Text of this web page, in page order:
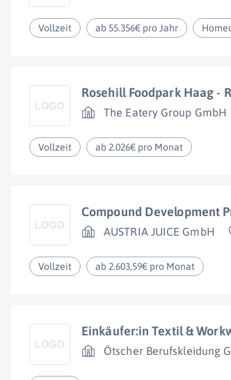
Vollzeit ab 55.356€ pro Jahr
Rosehill Foodpark Haag
The Eatery Group GmbH
Vollzeit ab 2.026€ pro Monat
Compound Development
AUSTRIA JUICE GmbH
Vollzeit ab 2.603,59€ pro Monat
Einkäufer:in Textil &
Ötscher Berufskleidung